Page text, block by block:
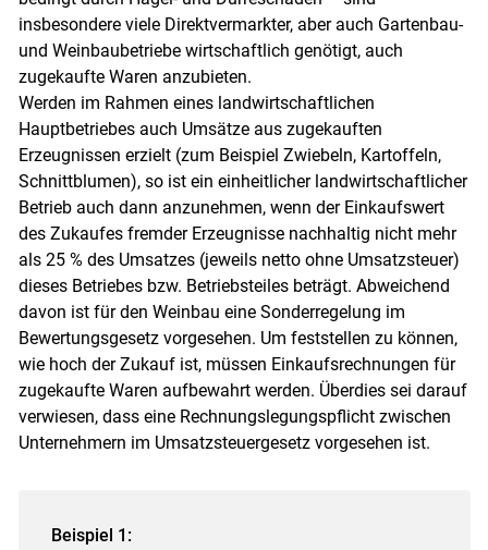
insbesondere viele Direktvermarkter, aber auch Gartenbau-
und Weinbaubetriebe wirtschaftlich genötigt, auch
zugekaufte Waren anzubieten.
Werden im Rahmen eines landwirtschaftlichen
Hauptbetriebes auch Umsätze aus zugekauften
Erzeugnissen erzielt (zum Beispiel Zwiebeln, Kartoffeln,
Schnittblumen), so ist ein einheitlicher landwirtschaftlicher
Betrieb auch dann anzunehmen, wenn der Einkaufswert
des Zukaufes fremder Erzeugnisse nachhaltig nicht mehr
als 25 % des Umsatzes (jeweils netto ohne Umsatzsteuer)
dieses Betriebes bzw. Betriebsteiles beträgt. Abweichend
davon ist für den Weinbau eine Sonderregelung im
Bewertungsgesetz vorgesehen. Um feststellen zu können,
wie hoch der Zukauf ist, müssen Einkaufsrechnungen für
zugekaufte Waren aufbewahrt werden. Überdies sei darauf
verwiesen, dass eine Rechnungslegungspflicht zwischen
Unternehmern im Umsatzsteuergesetz vorgesehen ist.
Beispiel 1: